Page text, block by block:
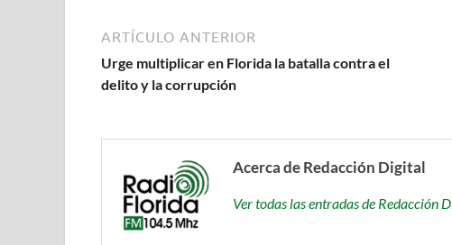
ARTÍCULO ANTERIOR
Urge multiplicar en Florida la batalla contra el
delito y la corrupción
Acerca de Redacción Digital
Ver todas las entradas de Redacción